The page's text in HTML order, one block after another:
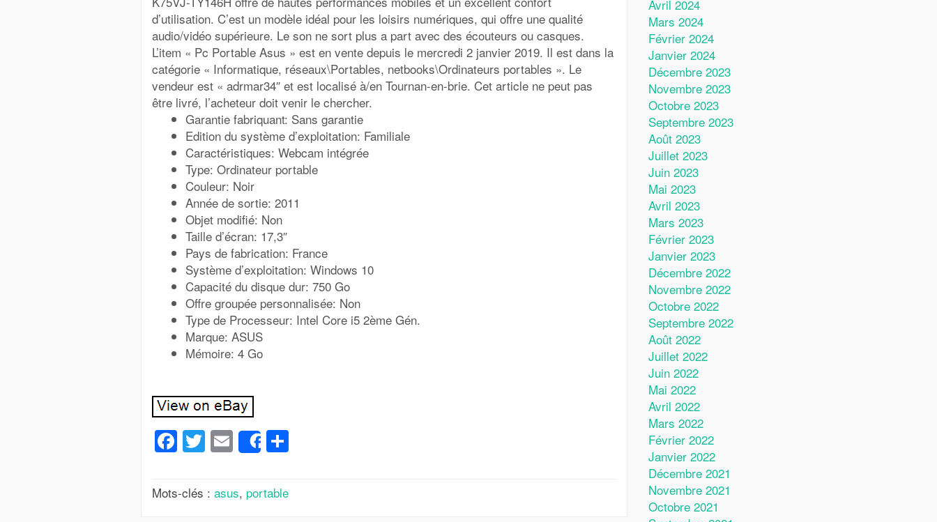
d’utilisation. C’est un modèle idéal pour les loisirs numériques, qui offre une qualité
audio/vidéo supérieure. Le son ne sort plus a part avec des écouteurs ou casques.
L’item « Pc Portable Asus » est en vente depuis le mercredi 2 janvier 2019. Il est dans la
catégorie « Informatique, réseaux\Portables, netbooks\Ordinateurs portables ». Le
vendeur est « adrmar34″ et est localisé à/en Tournan-en-brie. Cet article ne peut pas
être livré, l’acheteur doit venir le chercher.
Garantie fabriquant: Sans garantie
Edition du système d’exploitation: Familiale
Caractéristiques: Webcam intégrée
Type: Ordinateur portable
Couleur: Noir
Année de sortie: 2011
Objet modifié: Non
Taille d’écran: 17,3″
Pays de fabrication: France
Système d’exploitation: Windows 10
Capacité du disque dur: 750 Go
Offre groupée personnalisée: Non
Type de Processeur: Intel Core i5 2ème Gén.
Marque: ASUS
Mémoire: 4 Go
Facebook
Twitter
Email
Share
Mots-clés : asus, portable
Avril 2024
Mars 2024
Février 2024
Janvier 2024
Décembre 2023
Novembre 2023
Octobre 2023
Septembre 2023
Août 2023
Juillet 2023
Juin 2023
Mai 2023
Avril 2023
Mars 2023
Février 2023
Janvier 2023
Décembre 2022
Novembre 2022
Octobre 2022
Septembre 2022
Août 2022
Juillet 2022
Juin 2022
Mai 2022
Avril 2022
Mars 2022
Février 2022
Janvier 2022
Décembre 2021
Novembre 2021
Octobre 2021